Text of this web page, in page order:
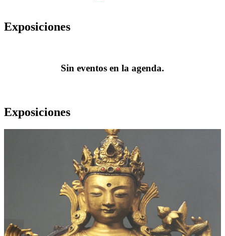
Exposiciones
Sin eventos en la agenda.
Exposiciones